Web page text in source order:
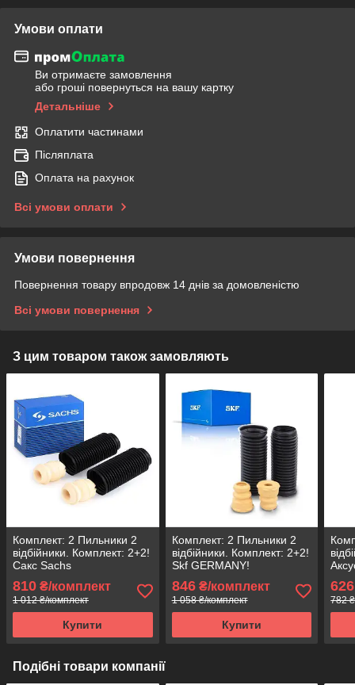
Умови оплати
Ви отримаєте замовлення
або гроші повернуться на вашу картку
Детальніше
Оплатити частинами
Післяплата
Оплата на рахунок
Всі умови оплати
Умови повернення
Повернення товару впродовж 14 днів за домовленістю
Всі умови повернення
З цим товаром також замовляють
Комплект: 2 Пильники 2
відбійники. Комплект: 2+2!
Сакс Sachs
810 ₴/комплект
1 012 ₴/комплект
Купити
Комплект: 2 Пильники 2
відбійники. Комплект: 2+2!
Skf GERMANY!
846₴/комплект
1 058 ₴/комплект
Купити
626
782
Подібні товари компанії